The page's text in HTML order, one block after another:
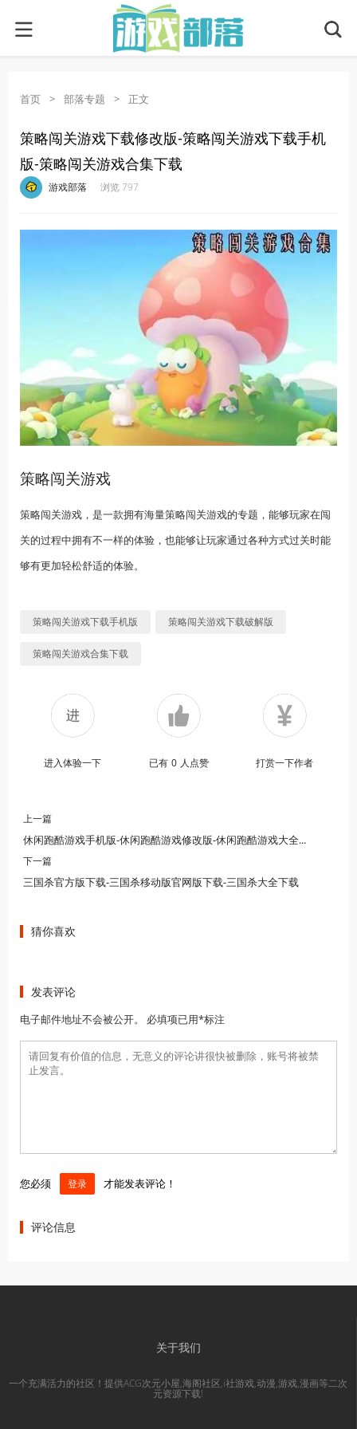
首页 > 部落专题 > 正文
策略闯关游戏下载修改版-策略闯关游戏下载手机
版-策略闯关游戏合集下载
游戏部落 浏览 797
策略闯关游戏
策略闯关游戏，是一款拥有海量策略闯关游戏的专题，能够玩家在闯
关的过程中拥有不一样的体验，也能够让玩家通过各种方式过关时能
够有更加轻松舒适的体验。
策略闯关游戏下载手机版 策略闯关游戏下载破解版
策略闯关游戏合集下载
进入体验一下 已有 0 人点赞 打赏一下作者
上一篇
休闲跑酷游戏手机版-休闲跑酷游戏修改版-休闲跑酷游戏大全合集下载
下一篇
三国杀官方版下载-三国杀移动版官网版下载-三国杀大全下载
猜你喜欢
发表评论
电子邮件地址不会被公开。 必填项已用*标注
您必须 登录 才能发表评论！
评论信息
关于我们
一个充满活力的社区！提供ACG次元小屋,海阁社区,i社游戏,动漫,游戏,漫画等二次
元资源下载!